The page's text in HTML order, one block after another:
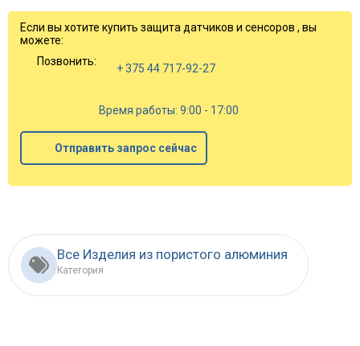
Если вы хотите купить защита датчиков и сенсоров , вы
можете:
Позвонить:
+ 375 44 717-92-27
Время работы: 9:00 - 17:00
Отправить запрос сейчас
Все Изделия из пористого алюминия
Категория